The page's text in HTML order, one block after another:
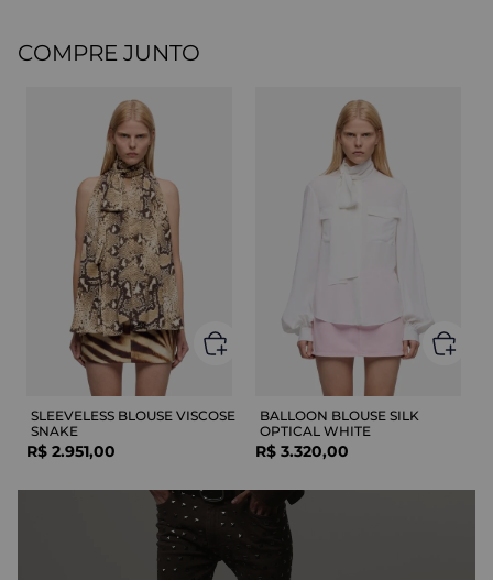
COMPRE JUNTO
SLEEVELESS BLOUSE VISCOSE
SNAKE
R$ 2.951,00
BALLOON BLOUSE SILK
OPTICAL WHITE
R$ 3.320,00